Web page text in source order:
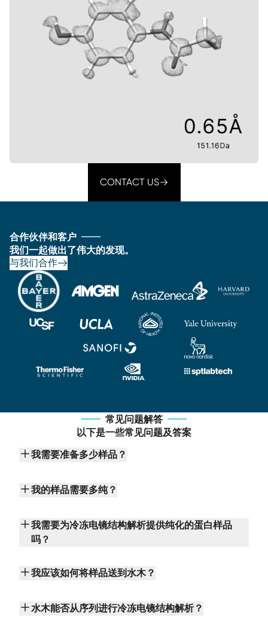
CONTACT US
合作伙伴和客户
我们一起做出了伟大的发现。
与我们合作
常见问题解答
以下是一些常见问题及答案
我需要准备多少样品？
我的样品需要多纯？
我需要为冷冻电镜结构解析提供纯化的蛋白样品
吗？
我应该如何将样品送到水木？
水木能否从序列进行冷冻电镜结构解析？